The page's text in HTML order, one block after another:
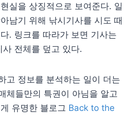
실을 상징적으로 보여준다. 일
남기 위해 낚시기사를 시도 때
. 링크를 따라가 보면 기사는
전체를 덮고 있다.
고 정보를 분석하는 일이 더는
체들만의 특권이 아님을 알고
유명한 블로그 Back to the